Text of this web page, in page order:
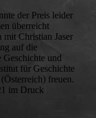
der Preis leider
überreicht
Christian Jaser
auf die
und
für Geschichte
freuen.
im Druck